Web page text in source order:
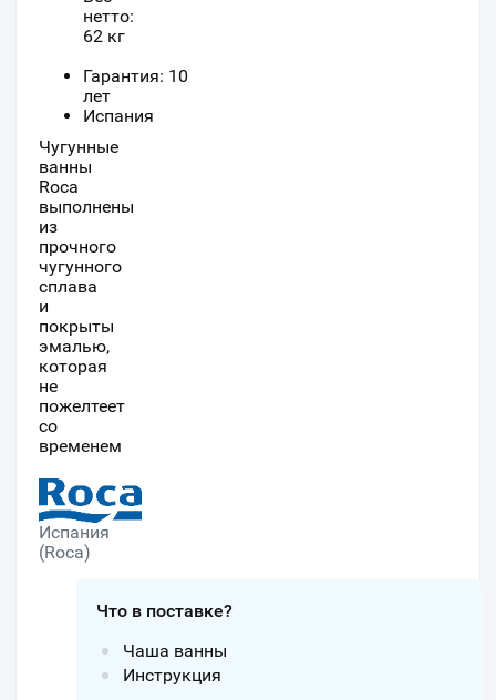
нетто:
62 кг
Гарантия: 10
лет
Испания
Чугунные
ванны
Roca
выполнены
из
прочного
чугунного
сплава
и
покрыты
эмалью,
которая
не
пожелтеет
со
временем
Испания
(Roca)
Что в поставке?
Чаша ванны
Инструкция